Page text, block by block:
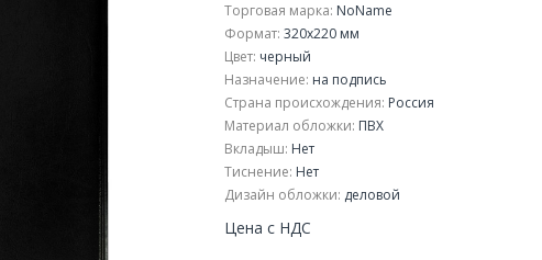
Торговая марка: NoName
Формат: 320x220 мм
Цвет: черный
Назначение: на подпись
Страна происхождения: Россия
Материал обложки: ПВХ
Вкладыш: Нет
Тиснение: Нет
Дизайн обложки: деловой
Цена с НДС